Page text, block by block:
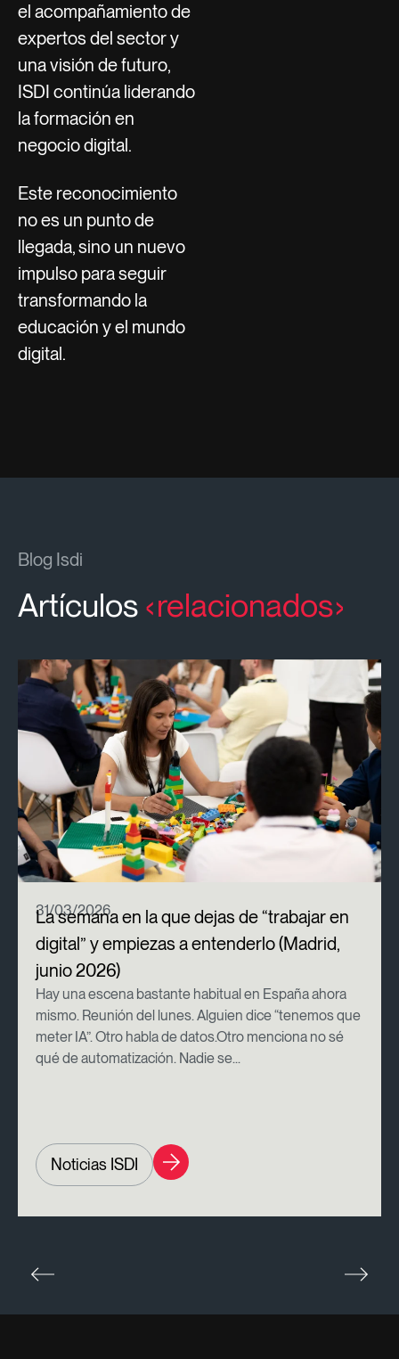
el acompañamiento de
expertos del sector y
una visión de futuro,
ISDI continúa liderando
la formación en
negocio digital.
Este reconocimiento
no es un punto de
llegada, sino un nuevo
impulso para seguir
transformando la
educación y el mundo
digital.
Blog Isdi
Artículos relacionados
31/03/2026
La semana en la que dejas de “trabajar en
digital” y empiezas a entenderlo (Madrid,
junio 2026)
Hay una escena bastante habitual en España ahora
mismo. Reunión del lunes. Alguien dice “tenemos que
meter IA”. Otro habla de datos.Otro menciona no sé
qué de automatización. Nadie se...
Noticias ISDI